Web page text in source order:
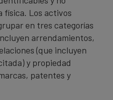
física. Los activos
en tres categorías
arrendamientos,
(que incluyen
y propiedad
patentes y